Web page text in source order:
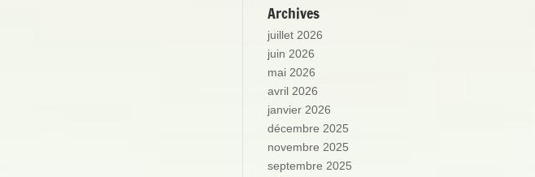
Archives
juillet 2026
juin 2026
mai 2026
avril 2026
janvier 2026
décembre 2025
novembre 2025
septembre 2025